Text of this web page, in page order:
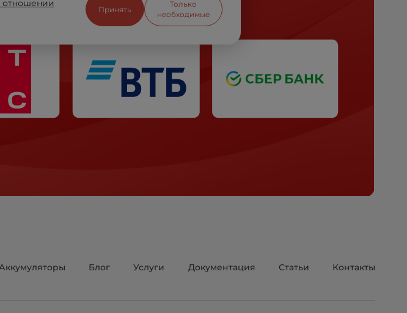
Аккумуляторы Блог Услуги Документация Статьи Контакты
отношении
Принять
Только
необходимые